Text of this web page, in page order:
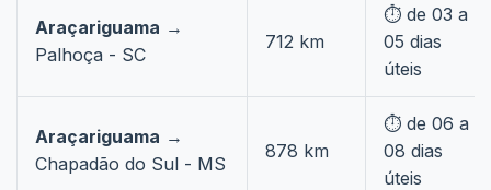
Araçariguama →
Palhoça - SC
712 km
⏱️ de 03 a
05 dias
úteis
Araçariguama →
Chapadão do Sul - MS
878 km
⏱️ de 06 a
08 dias
úteis